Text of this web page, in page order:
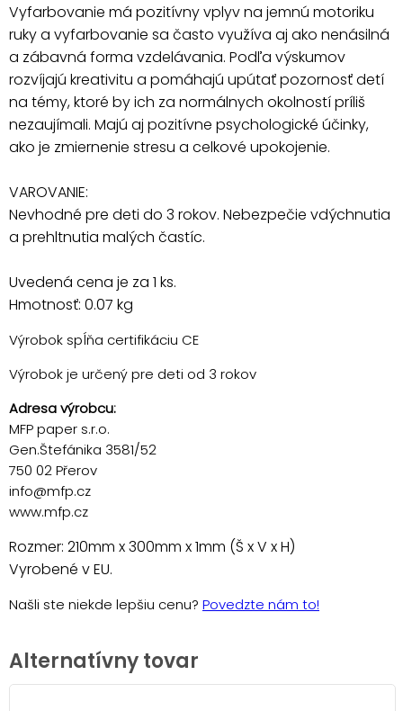
Vyfarbovanie má pozitívny vplyv na jemnú motoriku
ruky a vyfarbovanie sa často využíva aj ako nenásilná
a zábavná forma vzdelávania. Podľa výskumov
rozvíjajú kreativitu a pomáhajú upútať pozornosť detí
na témy, ktoré by ich za normálnych okolností príliš
nezaujímali. Majú aj pozitívne psychologické účinky,
ako je zmiernenie stresu a celkové upokojenie.
VAROVANIE:
Nevhodné pre deti do 3 rokov. Nebezpečie vdýchnutia
a prehltnutia malých častíc.
Uvedená cena je za 1 ks.
Hmotnosť: 0.07 kg
Výrobok spĺňa certifikáciu CE
Výrobok je určený pre deti od 3 rokov
Adresa výrobcu:
MFP paper s.r.o.
Gen.Štefánika 3581/52
750 02 Přerov
info@mfp.cz
www.mfp.cz
Rozmer: 210mm x 300mm x 1mm (Š x V x H)
Vyrobené v EU.
Našli ste niekde lepšiu cenu? Povedzte nám to!
Alternatívny tovar